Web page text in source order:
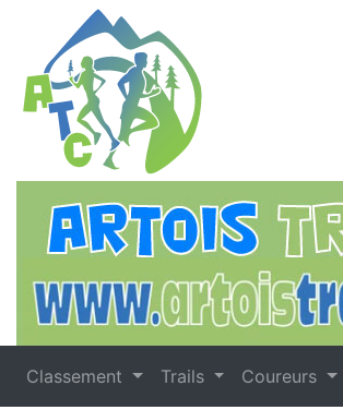
Classement Trails Coureurs